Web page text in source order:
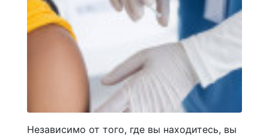
Независимо от того, где вы находитесь, вы